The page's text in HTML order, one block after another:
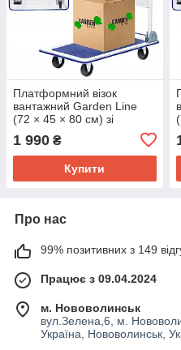
Платформний візок
вантажний Garden Line
(72 × 45 × 80 см) зі
вантажопідйомність - 150
кг (Польща)
1 990 ₴
Купити
Про нас
99% позитивних з 149
Працює з 09.04.2024
м. Нововолинськ
вул.Зелена,6, м.
Україна, Нововолинськ,